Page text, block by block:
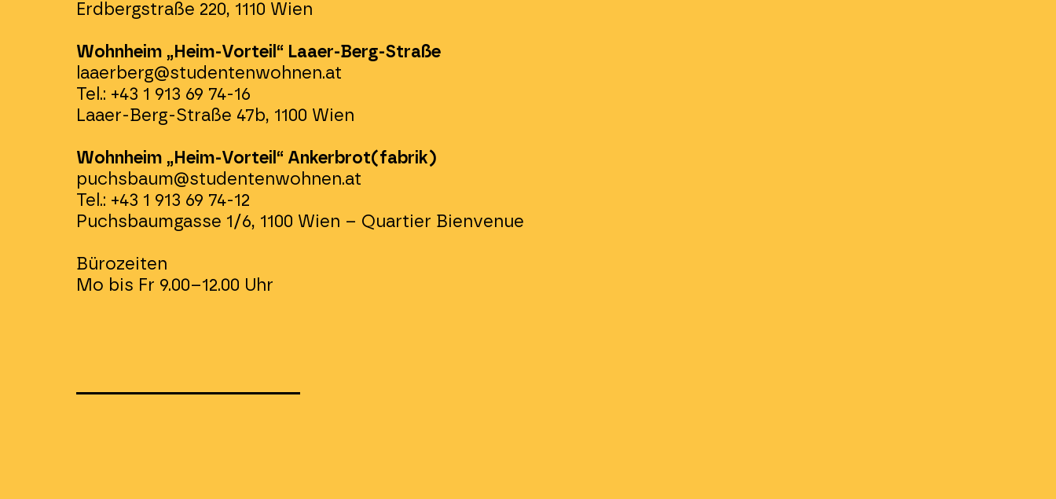
Erdbergstraße 220, 1110 Wien
Wohnheim „Heim-Vorteil“ Laaer-Berg-Straße
laaerberg@studentenwohnen.at
Tel.: +43 1 913 69 74-16
Laaer-Berg-Straße 47b, 1100 Wien
Wohnheim „Heim-Vorteil“ Ankerbrot(fabrik)
puchsbaum@studentenwohnen.at
Tel.: +43 1 913 69 74-12
Puchsbaumgasse 1/6, 1100 Wien – Quartier Bienvenue
Bürozeiten
Mo bis Fr 9.00–12.00 Uhr